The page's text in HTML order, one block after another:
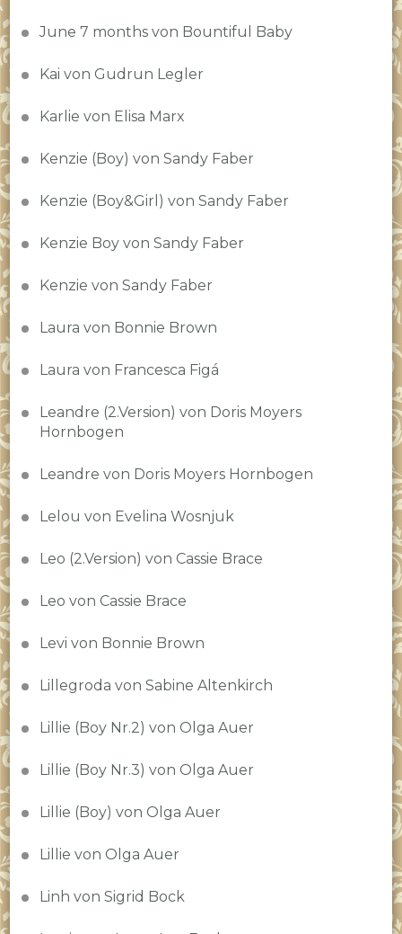
June 7 months von Bountiful Baby
Kai von Gudrun Legler
Karlie von Elisa Marx
Kenzie (Boy) von Sandy Faber
Kenzie (Boy&Girl) von Sandy Faber
Kenzie Boy von Sandy Faber
Kenzie von Sandy Faber
Laura von Bonnie Brown
Laura von Francesca Figá
Leandre (2.Version) von Doris Moyers
Hornbogen
Leandre von Doris Moyers Hornbogen
Lelou von Evelina Wosnjuk
Leo (2.Version) von Cassie Brace
Leo von Cassie Brace
Levi von Bonnie Brown
Lillegroda von Sabine Altenkirch
Lillie (Boy Nr.2) von Olga Auer
Lillie (Boy Nr.3) von Olga Auer
Lillie (Boy) von Olga Auer
Lillie von Olga Auer
Linh von Sigrid Bock